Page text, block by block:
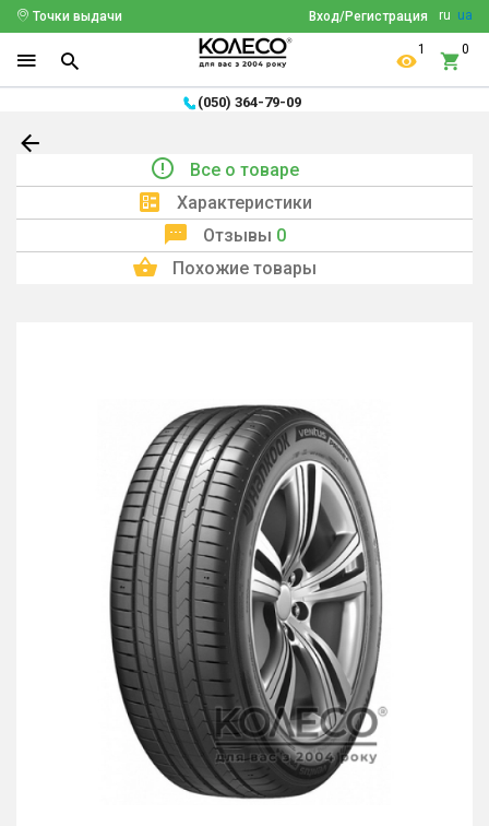
ru ua
Вход/Регистрация
Точки выдачи
1 0
(050) 364-79-09
Все о товаре
Характеристики
Отзывы 0
Похожие товары